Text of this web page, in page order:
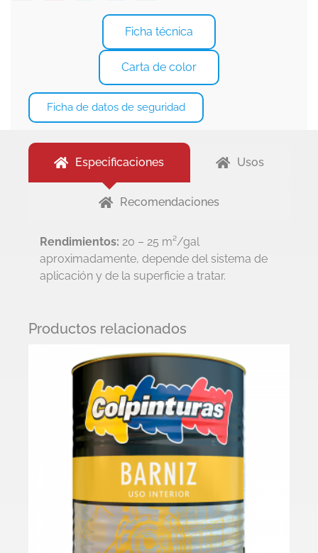
Ficha técnica
Carta de color
Ficha de datos de seguridad
Especificaciones Usos
Recomendaciones
Rendimientos: 20 – 25 m²/gal
aproximadamente, depende del sistema de
aplicación y de la superficie a tratar.
Productos relacionados